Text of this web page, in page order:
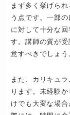
まず多く挙げら
う点です。一部
に対して十分な
す。講師の質が
意すべきでしょう
また、カリキュ
ります。未経験
けでも大変な場